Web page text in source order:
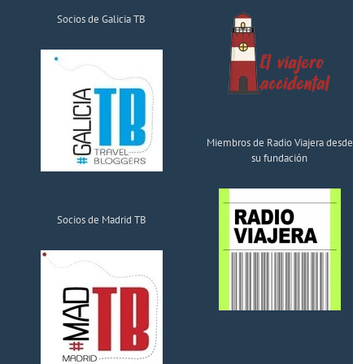
Socios de Galicia TB
Socios de Madrid TB
Miembros de Radio Viajera desde
su fundación